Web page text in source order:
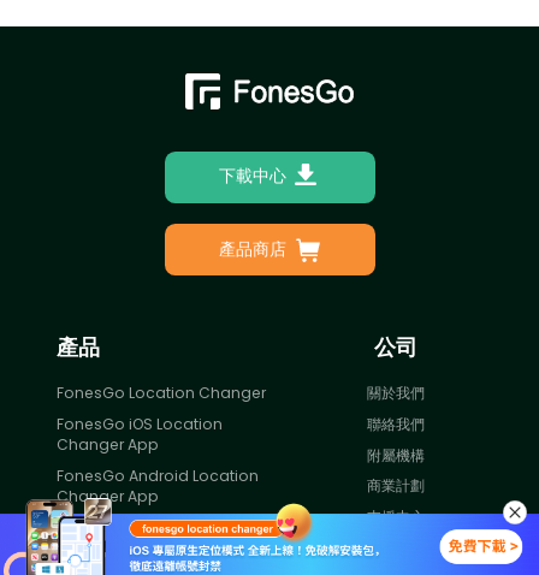
下載中心
產品商店
產品
FonesGo Location Changer
FonesGo iOS Location
Changer App
FonesGo Android Location
Changer App
FonesGo WhatsApp
Transfer
公司
關於我們
聯絡我們
附屬機構
商業計劃
支援中心
取回執照